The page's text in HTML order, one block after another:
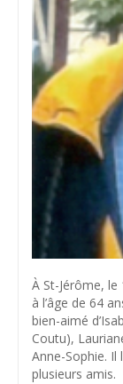
À St-Jérôme,
à l’âge de 64
bien-aimé
Coutu),
Anne-Sophie. Il
plusieurs amis.